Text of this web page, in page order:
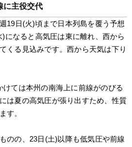
に主役交代
19日(火)頃まで日本列島を覆う予想
になると高気圧は東に離れ、西から
くる見込みです。西から天気は下り
けては本州の南海上に前線がのびる
は夏の高気圧が張り出すため、性質
す。
のの、23日(土)以降も低気圧や前線